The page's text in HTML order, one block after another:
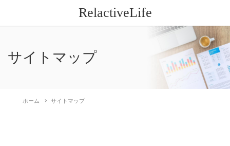
RelactiveLife
サイトマップ
ホーム サイトマップ